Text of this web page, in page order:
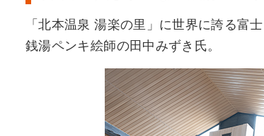
「北本温泉 湯楽の里」に世界に誇る富
銭湯ペンキ絵師の田中みずき氏。